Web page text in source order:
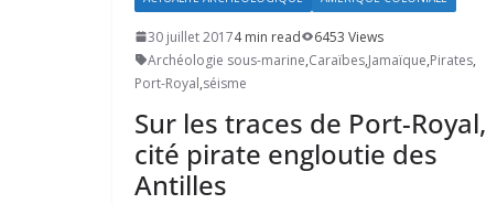
30 juillet 20174 min read
6453 Views
Archéologie sous-marine,Caraïbes,Jamaïque,Pirates,
Port-Royal,séisme
Sur les traces de Port-Royal,
cité pirate engloutie des
Antilles